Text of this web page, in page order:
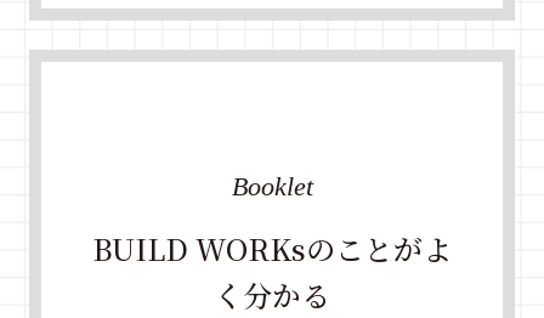
BUILD WORKsのことがよ
く分かる
Booklet